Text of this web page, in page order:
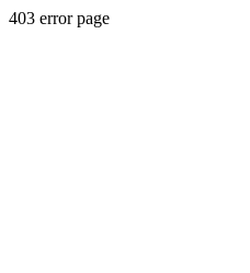
403 error page